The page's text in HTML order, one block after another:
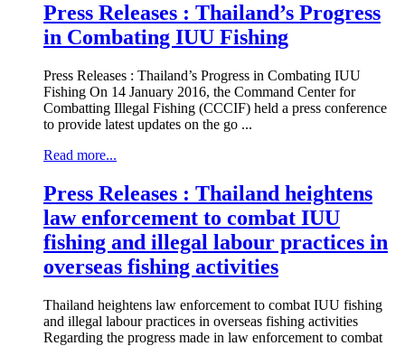
Press Releases : Thailand’s Progress
in Combating IUU Fishing
Press Releases : Thailand’s Progress in Combating IUU
Fishing On 14 January 2016, the Command Center for
Combatting Illegal Fishing (CCCIF) held a press conference
to provide latest updates on the go ...
Read more...
Press Releases : Thailand heightens
law enforcement to combat IUU
fishing and illegal labour practices in
overseas fishing activities
Thailand heightens law enforcement to combat IUU fishing
and illegal labour practices in overseas fishing activities
Regarding the progress made in law enforcement to combat